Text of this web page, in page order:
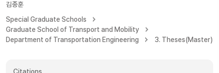
김종훈
Special Graduate Schools
Graduate School of Transport and Mobility
Department of Transportation Engineering
3. Theses(Master)